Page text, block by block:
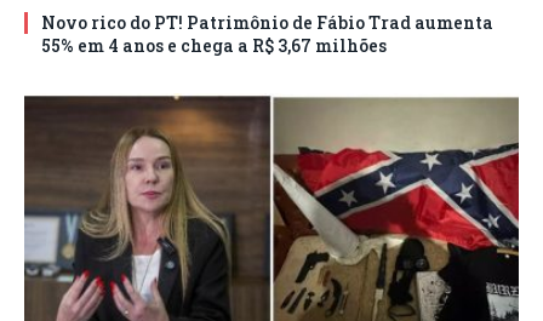
Novo rico do PT! Patrimônio de Fábio Trad aumenta
55% em 4 anos e chega a R$ 3,67 milhões